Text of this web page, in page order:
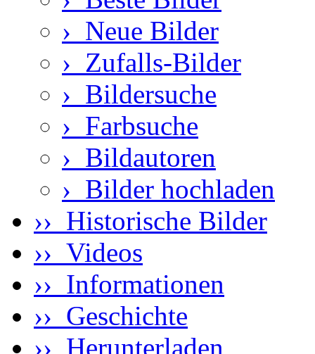
› Neue Bilder
› Zufalls-Bilder
› Bildersuche
› Farbsuche
› Bildautoren
› Bilder hochladen
›› Historische Bilder
›› Videos
›› Informationen
›› Geschichte
›› Herunterladen